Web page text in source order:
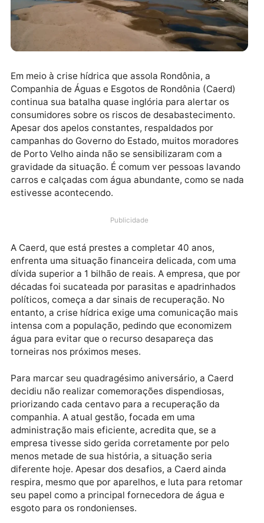
Em meio à crise hídrica que assola Rondônia, a
Companhia de Águas e Esgotos de Rondônia (Caerd)
continua sua batalha quase inglória para alertar os
consumidores sobre os riscos de desabastecimento.
Apesar dos apelos constantes, respaldados por
campanhas do Governo do Estado, muitos
gravidade da situação. É comum ver pessoas
carros e calçadas com água abundante, como se
estivesse acontecendo.
Publicidade
A Caerd, que está prestes a completar 40 anos,
enfrenta uma situação financeira delicada, com uma
dívida superior a 1 bilhão de reais. A empresa, que
décadas foi sucateada por parasitas e apadrinhados
políticos, começa a dar sinais de recuperação. No
entanto, a crise hídrica exige uma comunicação mais
intensa com a população, pedindo que economizem
água para evitar que o recurso desapareça das
torneiras nos próximos meses.
Para marcar seu quadragésimo aniversário, a Caerd
decidiu não realizar comemorações dispendiosas,
priorizando cada centavo para a recuperação da
companhia. A atual gestão, focada em uma